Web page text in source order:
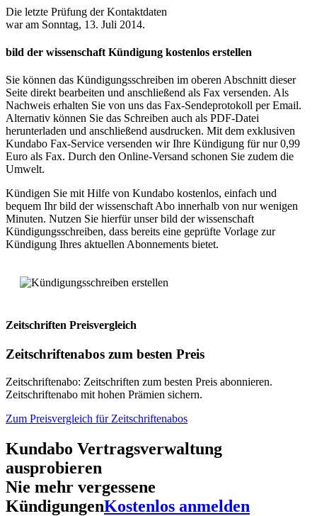
Die letzte Prüfung der Kontaktdaten
war am Sonntag, 13. Juli 2014.
bild der wissenschaft Kündigung kostenlos erstellen
Sie können das Kündigungsschreiben im oberen Abschnitt dieser
Seite direkt bearbeiten und anschließend als Fax versenden. Als
Nachweis erhalten Sie von uns das Fax-Sendeprotokoll per Email.
Alternativ können Sie das Schreiben auch als PDF-Datei
herunterladen und anschließend ausdrucken. Mit dem exklusiven
Kundabo Fax-Service versenden wir Ihre Kündigung für nur 0,99
Euro als Fax. Durch den Online-Versand schonen Sie zudem die
Umwelt.
Kündigen Sie mit Hilfe von Kundabo kostenlos, einfach und
bequem Ihr bild der wissenschaft Abo innerhalb von nur wenigen
Minuten. Nutzen Sie hierfür unser bild der wissenschaft
Kündigungsschreiben, dass bereits eine geprüfte Vorlage zur
Kündigung Ihres aktuellen Abonnements bietet.
Zeitschriften Preisvergleich
Zeitschriftenabos zum besten Preis
Zeitschriftenabo: Zeitschriften zum besten Preis abonnieren.
Zeitschriftenabo mit hohen Prämien sichern.
Zum Preisvergleich für Zeitschriftenabos
Kundabo Vertragsverwaltung
ausprobieren
Nie mehr vergessene
KündigungenKostenlos anmelden